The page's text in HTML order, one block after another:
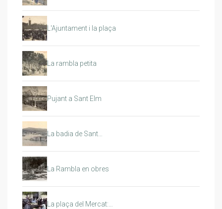
L'Ajuntament i la plaça
La rambla petita
Pujant a Sant Elm
La badia de Sant…
La Rambla en obres
La plaça del Mercat:…